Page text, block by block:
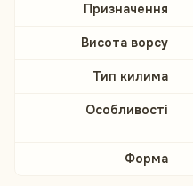
Призначення
Висота ворсу
Тип килима
Особливості
Форма